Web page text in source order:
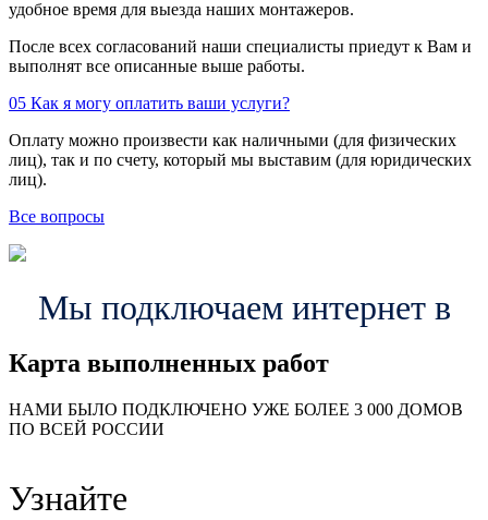
удобное время для выезда наших монтажеров.
После всех согласований наши специалисты приедут к Вам и
выполнят все описанные выше работы.
05 Как я могу оплатить ваши услуги?
Оплату можно произвести как наличными (для физических
лиц), так и по счету, который мы выставим (для юридических
лиц).
Все вопросы
Мы подключаем интернет в
Карта выполненных работ
НАМИ БЫЛО ПОДКЛЮЧЕНО УЖЕ БОЛЕЕ 3 000 ДОМОВ
ПО ВСЕЙ РОССИИ
57
29
99
48
Узнайте